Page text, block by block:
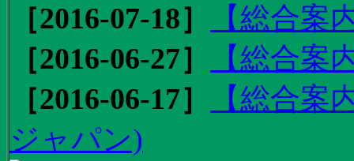
［2016-07-18］
【総合案
［2016-06-27］
【総合案
［2016-06-17］
【総合
ジャパン)